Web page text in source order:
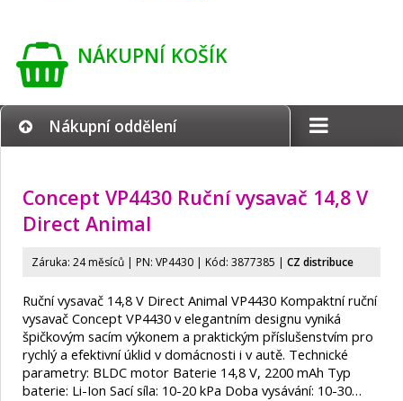
NÁKUPNÍ KOŠÍK
Nákupní oddělení
Concept VP4430 Ruční vysavač 14,8 V
Direct Animal
Záruka: 24 měsíců | PN: VP4430 | Kód: 3877385 | CZ distribuce
Ruční vysavač 14,8 V Direct Animal VP4430 Kompaktní ruční
vysavač Concept VP4430 v elegantním designu vyniká
špičkovým sacím výkonem a praktickým příslušenstvím pro
rychlý a efektivní úklid v domácnosti i v autě. Technické
parametry: BLDC motor Baterie 14,8 V, 2200 mAh Typ
baterie: Li-Ion Sací síla: 10-20 kPa Doba vysávání: 10-30…